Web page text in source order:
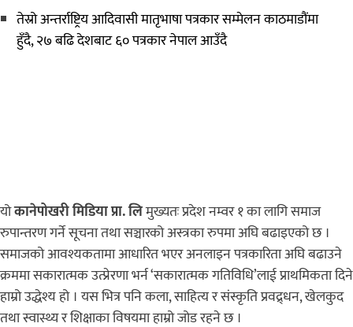
तेस्रो अन्तर्राष्ट्रिय आदिवासी मातृभाषा पत्रकार सम्मेलन काठमाडौंमा
हुँदै, २७ बढि देशबाट ६० पत्रकार नेपाल आउँदै
योकानेपोखरी मिडिया प्रा. लिमुख्यतः प्रदेश नम्वर १ का लागि समाज
रुपान्तरण गर्ने सूचना तथा सञ्चारको अस्त्रका रुपमा अघि बढाइएको छ ।
समाजको आवश्यकतामा आधारित भएर अनलाइन पत्रकारिता अघि बढाउने
क्रममा सकारात्मक उत्प्रेरणा भर्न ‘सकारात्मक गतिविधि’लाई प्राथमिकता दिने
हाम्रो उद्धेश्य हो । यस भित्र पनि कला, साहित्य र संस्कृति प्रवद्र्धन, खेलकुद
तथा स्वास्थ्य र शिक्षाका विषयमा हाम्रो जोड रहने छ ।